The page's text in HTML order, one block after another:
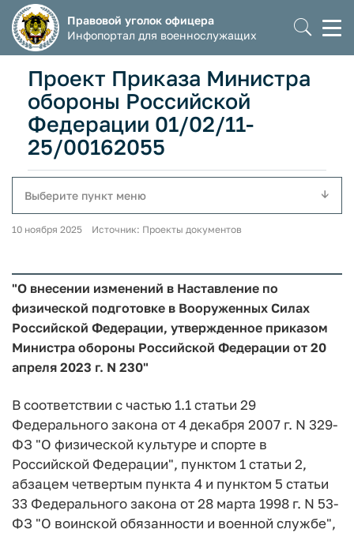
Правовой уголок офицера
Инфопортал для военнослужащих
Проект Приказа Министра
обороны Российской
Федерации 01/02/11-
25/00162055
Выберите пункт меню
10 ноября 2025 Источник: Проекты документов
"О внесении изменений в Наставление по
физической подготовке в Вооруженных Силах
Российской Федерации, утвержденное приказом
Министра обороны Российской Федерации от 20
апреля 2023 г. N 230"
В соответствии с частью 1.1 статьи 29
Федерального закона от 4 декабря 2007 г. N 329-
ФЗ "О физической культуре и спорте в
Российской Федерации", пунктом 1 статьи 2,
абзацем четвертым пункта 4 и пунктом 5 статьи
33 Федерального закона от 28 марта 1998 г. N 53-
ФЗ "О воинской обязанности и военной службе",